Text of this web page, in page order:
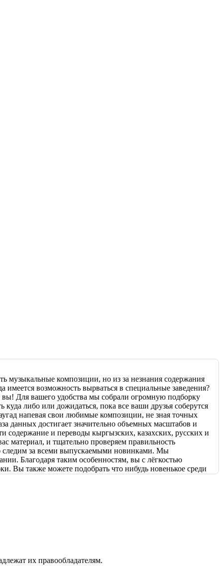
музыкальные композиции, но из за незнания содержания
возможность вырваться в специальные заведения?
Для вашего удобства мы собрали огромную подборку
либо или дожидаться, пока все ваши друзья соберутся
напевая свои любимые композиции, не зная точных
данных достигает значительно объемных масштабов и
содержание и переводы кыргызских, казахских, русских и
материал, и тщательно проверяем правильность
следим за всеми выпускаемыми новинками. Мы
Благодаря таким особенностям, вы с лёгкостью
Вы также можете подобрать что нибудь новенькое среди
во время пользования нашей платформой, вы всегда
и в кратчайшие сроки исправит все неудобства.
их правообладателям.